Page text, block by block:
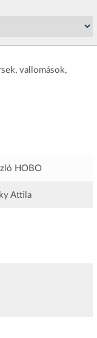
vallomások,
HOBO
Attila